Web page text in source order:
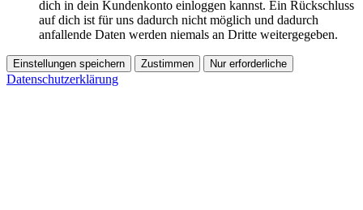
dich in dein Kundenkonto einloggen kannst. Ein Rückschluss
auf dich ist für uns dadurch nicht möglich und dadurch
anfallende Daten werden niemals an Dritte weitergegeben.
Einstellungen speichern Zustimmen Nur erforderliche
Datenschutzerklärung